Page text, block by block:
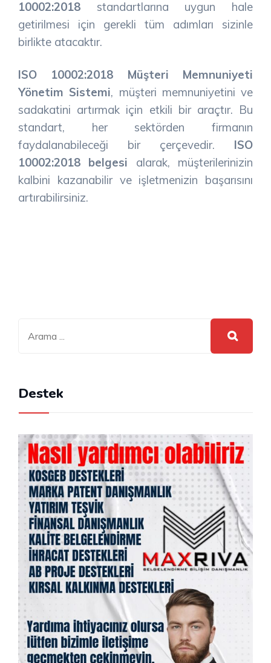
10002:2018 standartlarına uygun hale
getirilmesi için gerekli tüm adımları sizinle
birlikte atacaktır.
ISO 10002:2018 Müşteri Memnuniyeti
Yönetim Sistemi, müşteri memnuniyetini ve
sadakatini artırmak için etkili bir araçtır. Bu
standart, her sektörden firmanın
faydalanabileceği bir çerçevedir. ISO
10002:2018 belgesi alarak, müşterilerinizin
kalbini kazanabilir ve işletmenizin başarısını
artırabilirsiniz.
Destek